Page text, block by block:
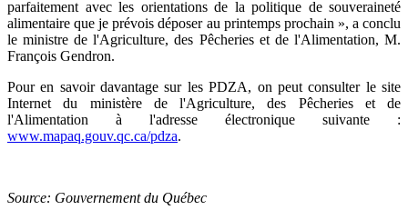
parfaitement avec les orientations de la politique de souveraineté
alimentaire que je prévois déposer au printemps prochain », a conclu
le ministre de l'Agriculture, des Pêcheries et de l'Alimentation, M.
François Gendron.
Pour en savoir davantage sur les PDZA, on peut consulter le site
Internet du ministère de l'Agriculture, des Pêcheries et de
l'Alimentation à l'adresse électronique suivante :
www.mapaq.gouv.qc.ca/pdza.
Source: Gouvernement du Québec